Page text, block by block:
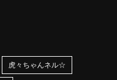
虎々ちゃんネル☆